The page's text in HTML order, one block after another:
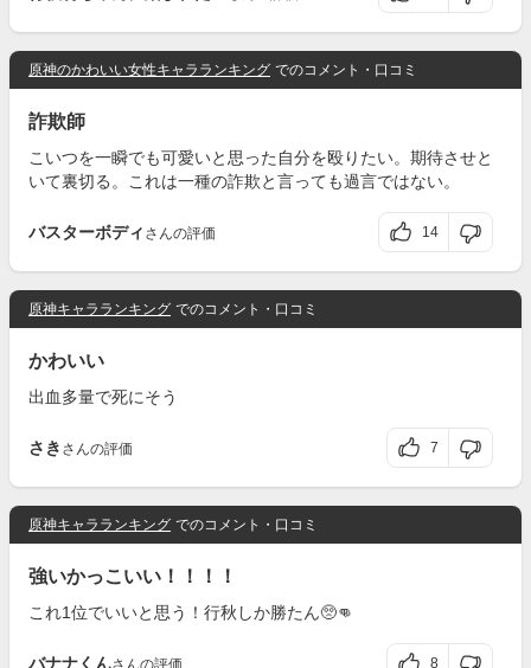
原神のかわいい女性キャラランキング でのコメント・口コミ
詐欺師
こいつを一瞬でも可愛いと思った自分を殴りたい。期待させと
いて裏切る。これは一種の詐欺と言っても過言ではない。
バスターボディ さんの評価 14
原神キャラランキング でのコメント・口コミ
かわいい
出血多量で死にそう
さき さんの評価 7
原神キャラランキング でのコメント・口コミ
強いかっこいい！！！！
これ1位でいいと思う！行秋しか勝たん🥺👊
バナナくんさんの評価 8